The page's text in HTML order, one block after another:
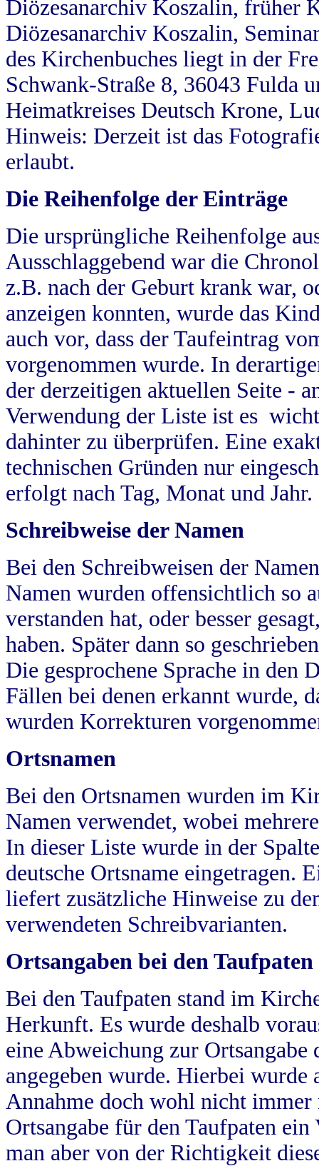
Diözesanarchiv Koszalin, früher
Diözesanarchiv Koszalin,
des Kirchenbuches liegt in der
Schwank-Straße 8, 36043 Fulda
Heimatkreises Deutsch Krone,
Hinweis: Derzeit ist das
erlaubt.
Die Reihenfolge der Einträge
Die ursprüngliche Reihenfolge
Ausschlaggebend war die
z.B. nach der Geburt krank war,
anzeigen konnten, wurde das
auch vor, dass der Taufeintrag
vorgenommen wurde. In
der derzeitigen aktuellen Seite -
Verwendung der Liste ist es
dahinter zu überprüfen. Eine
technischen Gründen nur
erfolgt nach Tag, Monat und Jahr.
Schreibweise der Namen
Bei den Schreibweisen der
Namen wurden offensichtlich so
verstanden hat, oder besser
haben. Später dann so
Die gesprochene Sprache in
Fällen bei denen erkannt wurde,
wurden Korrekturen
Ortsnamen
Bei den Ortsnamen wurden im
Namen verwendet, wobei
In dieser Liste wurde in der
deutsche Ortsname eingetragen.
liefert zusätzliche Hinweise zu
verwendeten Schreibvarianten.
Ortsangaben bei den Taufpaten
Bei den Taufpaten stand im
Herkunft. Es wurde deshalb
eine Abweichung zur
angegeben wurde. Hierbei wurde
Annahme doch wohl nicht
Ortsangabe für den Taufpaten
man aber von der Richtigkeit